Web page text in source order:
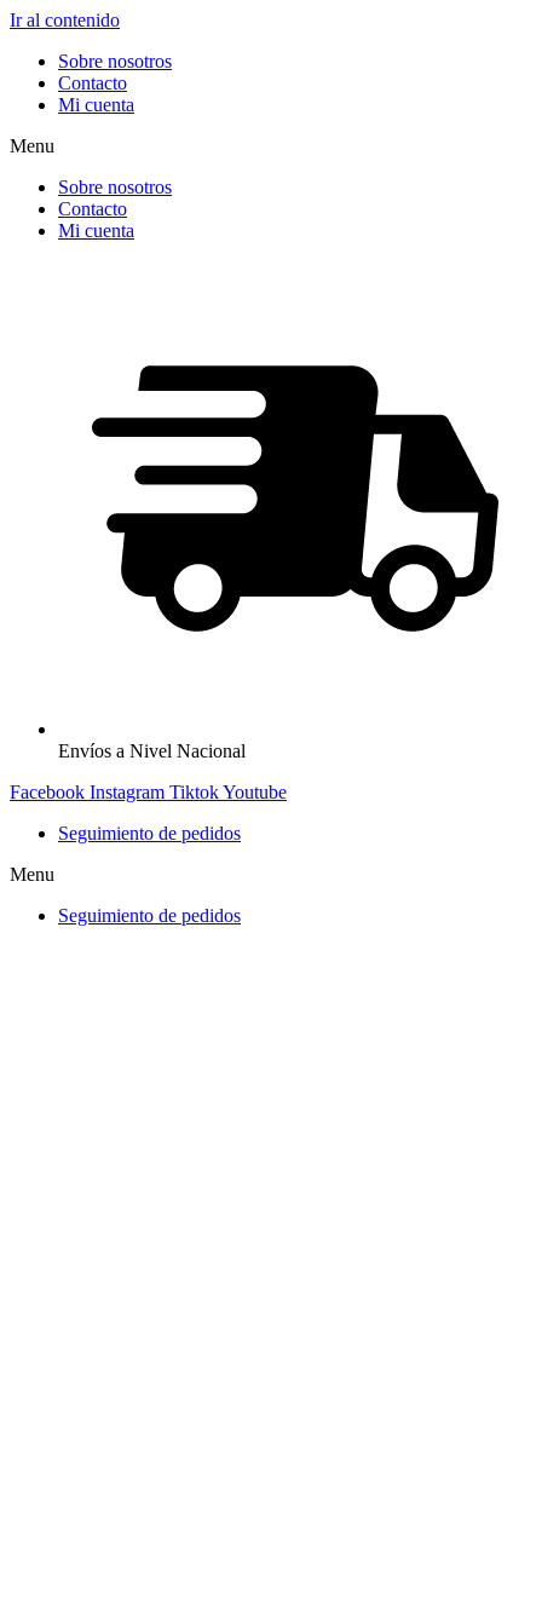
Ir al contenido
Sobre nosotros
Contacto
Mi cuenta
Menu
Sobre nosotros
Contacto
Mi cuenta
Envíos a Nivel Nacional
Facebook Instagram TiktokYoutube
Seguimiento de pedidos
Menu
Seguimiento de pedidos